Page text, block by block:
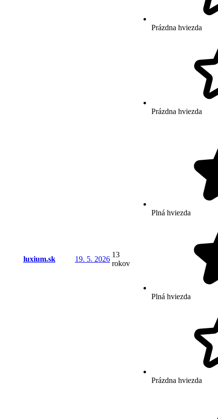
Prázdna hviezda
Prázdna hviezda
luxium.sk 19. 5. 2026
13
rokov
Plná hviezda
Plná hviezda
Prázdna hviezda